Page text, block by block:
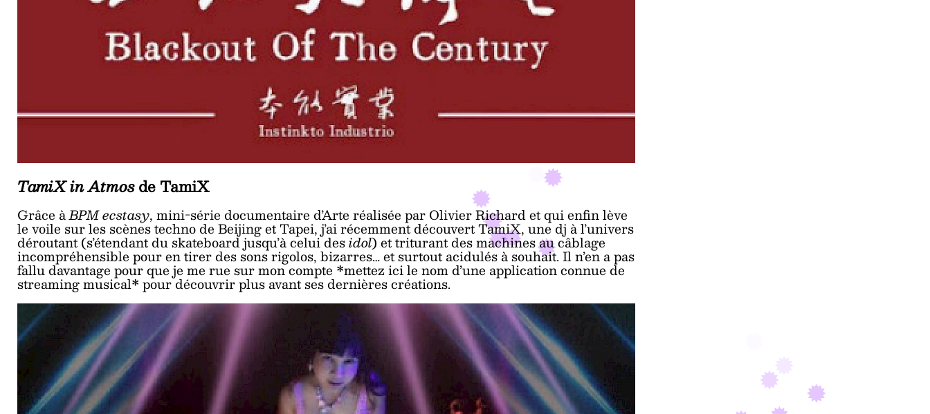
TamiX in Atmosde TamiX
Grâce àBPM ecstasy, mini-série documentaire d’Arte réalisée par Olivier Richard et qui enfin lève
le voile sur les scènes techno de Beijing et Tapei, j’ai récemment découvert TamiX, une dj à l’univers
déroutant (s’étendant du skateboard jusqu’à celui desidol) et triturant des machines au câblage
incompréhensible pour en tirer des sons rigolos, bizarres… et surtout acidulés à souhait. Il n’en a pas
fallu davantage pour que je me rue sur mon compte *mettez ici le nom d’une application connue de
streaming musical* pour découvrir plus avant ses dernières créations.